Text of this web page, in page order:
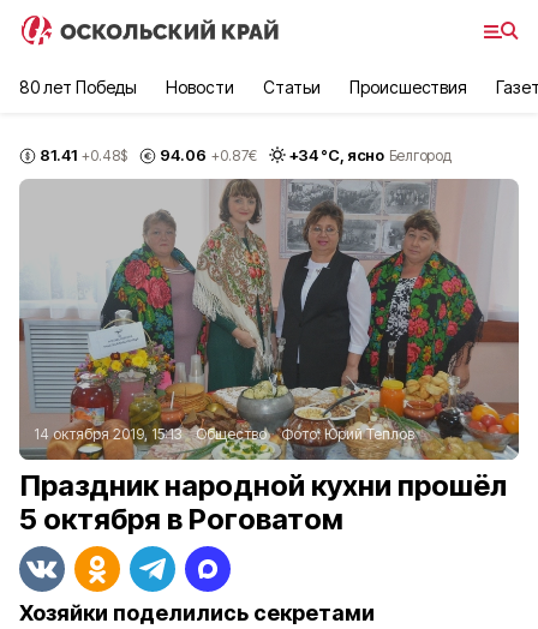
80 лет Победы Новости Статьи Происшествия
81.41 +0.48$ 94.06 +0.87€ +34°С, ясно Белгород
14 октября 2019, 15:13 Общество Фото:Юрий Теплов
Праздник народной кухни прошёл
5 октября в Роговатом
Хозяйки поделились секретами